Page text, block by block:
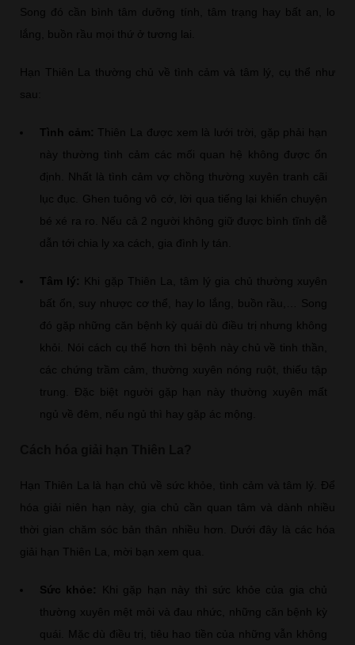
Song đó cần bình tâm dưỡng tính, tâm trạng hay bất an, lo
lắng, buồn rầu mọi thứ ở tương lai.
Hạn Thiên La thường chủ về tình cảm và tâm lý, cụ thể như
sau:
Tình cảm: Thiên La được xem là lưới trời, gặp phải hạn
này thường tình cảm các mối quan hệ không được ổn
định. Nhất là tình cảm vợ chồng thường xuyên tranh cãi
lục đục. Ghen tuông vô cớ, lời qua tiếng lại khiến chuyện
bé xé ra ro. Nếu cả 2 người không giữ được bình tĩnh dễ
dẫn tới chia ly xa cách, gia đình ly tán.
Tâm lý: Khi gặp Thiên La, tâm lý gia chủ thường xuyên
bất ổn, suy nhược cơ thể, hay lo lắng, buồn rầu,… Song
đó gặp những căn bệnh kỳ quái dù điều trị nhưng không
khỏi. Nói cách cụ thể hơn thì bệnh này chủ về tinh thần,
các chứng trầm cảm, thường xuyên nóng ruột, thiếu tập
trung. Đặc biệt người gặp hạn này thường xuyên mất
ngủ về đêm, nếu ngủ thì hay gặp ác mộng.
Hạn Thiên La là hạn chủ về sức khỏe, tình cảm và tâm lý. Để
hóa giải niên hạn này, gia chủ cần quan tâm và dành nhiều
thời gian chăm sóc bản thân nhiều hơn. Dưới đây là các hóa
giải hạn Thiên La, mời bạn xem qua.
Sức khỏe:
Khi gặp hạn này thì sức khỏe của gia chủ
thường xuyên mệt mỏi và đau nhức, những căn bệnh kỳ
quái. Mặc dù điều trị, tiêu hao tiền của những vẫn không